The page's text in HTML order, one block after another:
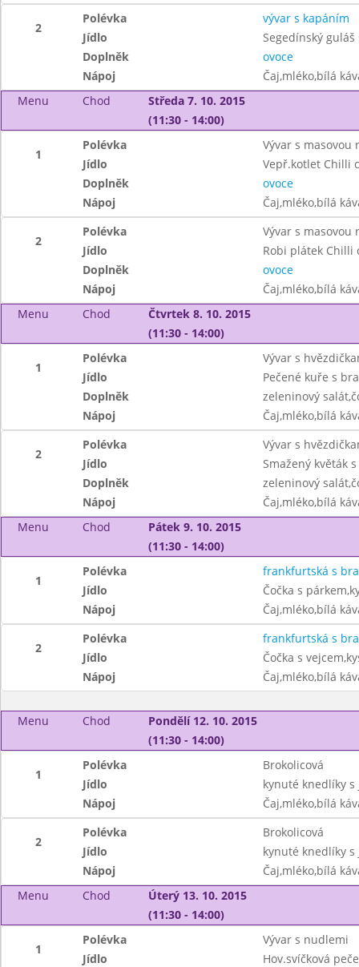
2
Polévka
vývar s kapáním
Jídlo
Segedínský
Doplněk
ovoce
Nápoj
Čaj,mléko,bílá
Menu
Chod
Středa 7. 10. 2015
(11:30 - 14:00)
1
Polévka
Vývar s masovou
Jídlo
Vepř.kotlet Chilli
Doplněk
ovoce
Nápoj
Čaj,mléko,bílá
2
Polévka
Vývar s masovou
Jídlo
Robi plátek Chilli
Doplněk
ovoce
Nápoj
Čaj,mléko,bílá
Menu
Chod
Čtvrtek 8. 10. 2015
(11:30 - 14:00)
1
Polévka
Vývar s
Jídlo
Pečené kuře s
Doplněk
zeleninový
Nápoj
Čaj,mléko,bílá
2
Polévka
Vývar s
Jídlo
Smažený květák
Doplněk
zeleninový
Nápoj
Čaj,mléko,bílá
Menu
Chod
Pátek 9. 10. 2015
(11:30 - 14:00)
1
Polévka
frankfurtská s
Jídlo
Čočka s
Nápoj
Čaj,mléko,bílá
2
Polévka
frankfurtská s
Jídlo
Čočka s
Nápoj
Čaj,mléko,bílá
Menu Chod
Pondělí 12. 10. 2015
(11:30 - 14:00)
1
Polévka
Brokolicová
Jídlo
kynuté knedlíky
Nápoj
Čaj,mléko,bílá
2
Polévka
Brokolicová
Jídlo
kynuté knedlíky
Nápoj
Čaj,mléko,bílá
Menu
Chod
Úterý 13. 10. 2015
(11:30 - 14:00)
1
Polévka
Vývar s nudlemi
Jídlo
Hov.svíčková